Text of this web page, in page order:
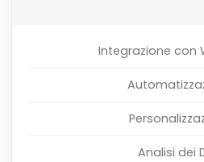
Integrazione con
Analisi dei